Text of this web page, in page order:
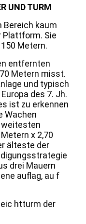
UND TURM
Bereich kaum
Plattform. Sie
Metern.
entfernten
Metern misst.
und typisch
des 7. Jh.
ist zu erkennen
Wachen
weitesten
x 2,70
älteste der
drei Mauern
auflag, au f
htturm der